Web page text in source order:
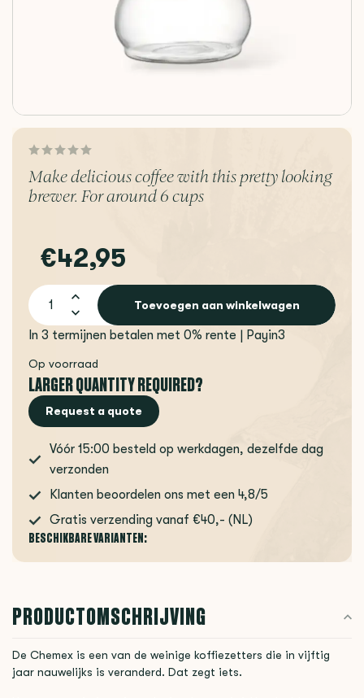
Make delicious coffee with this pretty looking
brewer. For around 6 cups
€42,95
Toevoegen aan winkelwagen
In 3 termijnen betalen met 0% rente | Payin3
Op voorraad
LARGER QUANTITY REQUIRED?
Request a quote
Vóór 15:00 besteld op werkdagen, dezelfde dag
verzonden
Klanten beoordelen ons met een 4,8/5
Gratis verzending vanaf €40,- (NL)
BESCHIKBARE VARIANTEN:
PRODUCTOMSCHRIJVING
De Chemex is een van de weinige koffiezetters die in vijftig
jaar nauwelijks is veranderd. Dat zegt iets.